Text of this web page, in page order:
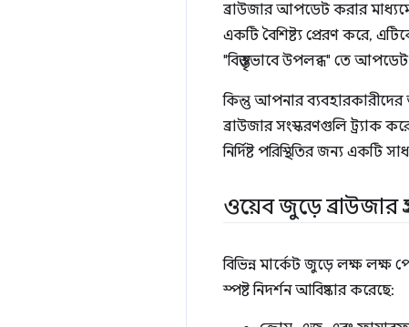
ব্রাউজার আপডেট করার
একটি বৈশিষ্ট্য প্রেরণ করে,
"বিস্তৃতভাবে উপলব্ধ" তে
কিন্তু আপনার
ব্রাউজার সংস্করণগুলি ট্র্যাক
নির্দিষ্ট পরিস্থিতির জন্য
ওয়েব জুড়ে ব্রাউজার
বিভিন্ন মার্কেট জুড়ে লক্ষ লক্ষ
স্পষ্ট নিদর্শন আবিষ্কার করেছে: